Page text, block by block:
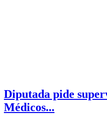
Diputada pide
Médicos...